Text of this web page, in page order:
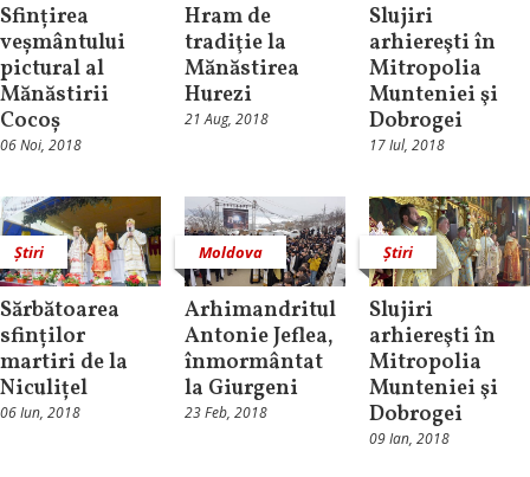
Sfințirea
veșmântului
pictural al
Mănăstirii
Cocoș
06 Noi, 2018
Hram de
tradiţie la
Mănăstirea
Hurezi
21 Aug, 2018
Slujiri
arhiereşti în
Mitropolia
Munteniei şi
Dobrogei
17 Iul, 2018
Știri
Sărbătoarea
sfinților
martiri de la
Niculițel
06 Iun, 2018
Moldova
Arhimandritul
Antonie Jeflea,
înmormântat
la Giurgeni
23 Feb, 2018
Știri
Slujiri
arhiereşti în
Mitropolia
Munteniei şi
Dobrogei
09 Ian, 2018